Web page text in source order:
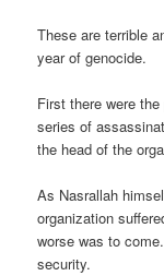
These are terrible
year of genocide.
First there were
series of
the head of the
As Nasrallah
organization
worse was to
security.